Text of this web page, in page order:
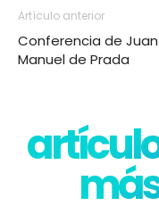
Artículo anterior
Conferencia de Juan
Manuel de Prada